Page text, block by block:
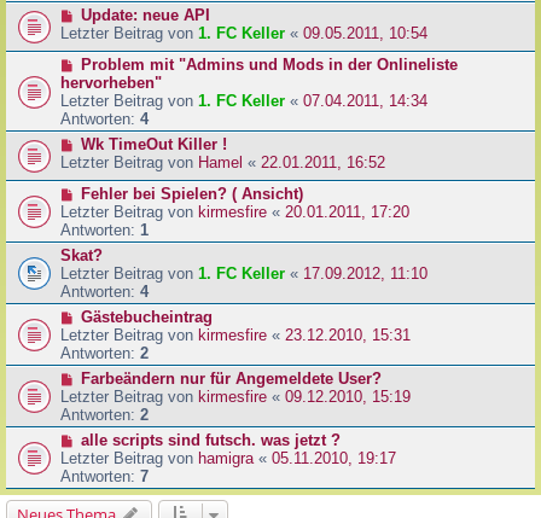
Update: neue API
Letzter Beitrag von 1. FC Keller « 09.05.2011, 10:54
Problem mit "Admins und Mods in der Onlineliste
hervorheben"
Letzter Beitrag von 1. FC Keller « 07.04.2011, 14:34
Antworten: 4
Wk TimeOut Killer !
Letzter Beitrag von Hamel « 22.01.2011, 16:52
Fehler bei Spielen? ( Ansicht)
Letzter Beitrag von kirmesfire « 20.01.2011, 17:20
Antworten: 1
Skat?
Letzter Beitrag von 1. FC Keller « 17.09.2012, 11:10
Antworten: 4
Gästebucheintrag
Letzter Beitrag von kirmesfire « 23.12.2010, 15:31
Antworten: 2
Farbeändern nur für Angemeldete User?
Letzter Beitrag von kirmesfire « 09.12.2010, 15:19
Antworten: 2
alle scripts sind futsch. was jetzt ?
Letzter Beitrag von hamigra « 05.11.2010, 19:17
Antworten: 7